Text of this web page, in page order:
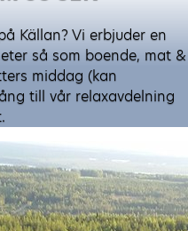
Källan? Vi erbjuder en
så som boende, mat &
middag (kan
till vår relaxavdelning